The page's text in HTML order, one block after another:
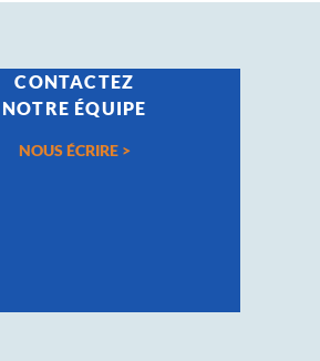
CONTACTEZ
NOTRE ÉQUIPE
NOUS ÉCRIRE >